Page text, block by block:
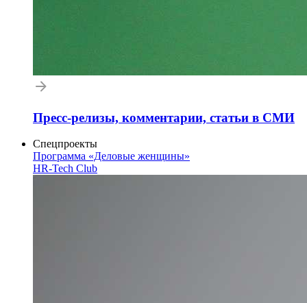
Пресс-релизы, комментарии, статьи в СМИ
Спецпроекты
Программа «Деловые женщины»
HR-Tech Club